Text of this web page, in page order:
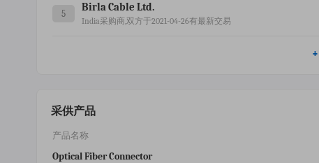
5
Birla Cable Ltd.
India采购商,双方于2021-04-26有最新交易
+
采供产品
产品名称
Optical Fiber Connector